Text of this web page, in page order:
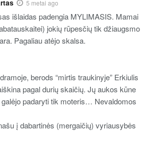
5 metai ago
išlaidas padengia MYLIMASIS. Mamai
jokių rūpesčių tik džiaugsmo
Pagaliau atėjo skalsa.
berods “mirtis traukinyje” Erkiulis
pagal durių skaičių. Jų aukos kūne
galėjo padaryti tik moteris… Nevaldomos
į dabartinės (mergaičių) vyriausybės